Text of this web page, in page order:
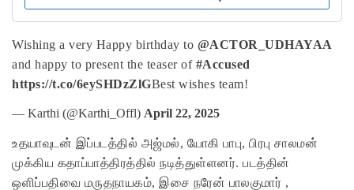
Wishing a very Happy birthday to @ACTOR_UDHAYAA
and happy to present the teaser of #Accused
https://t.co/6eySHDzZlGBest wishes team!
— Karthi (@Karthi_Offl) April 22, 2025
உதயாவுடன் இப்படத்தில் அஜ்மல், யோகி பாபு, பிரபு சாலமன்
முக்கிய கதாப்பாத்திரத்தில் நடித்துள்ளனர். படத்தின்
ஒளிப்பதிவை மருதநாயகம், இசை நரேன் பாலகுமார் ,